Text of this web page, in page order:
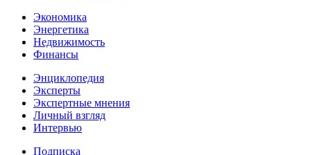
Экономика
Энергетика
Недвижимость
Финансы
Энциклопедия
Эксперты
Экспертные мнения
Личный взгляд
Интервью
Подписка